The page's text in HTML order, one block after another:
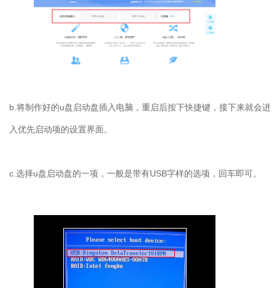
b.将制作好的u盘启动盘插入电脑，重启后按下快捷键，接下来就会进
入优先启动项的设置界面。
c.选择u盘启动盘的一项，一般是带有USB字样的选项，回车即可。